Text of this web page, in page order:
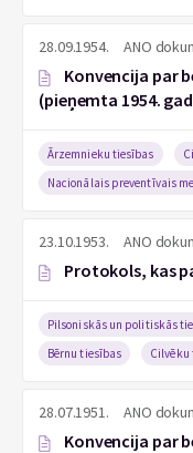
28.09.1954. ANO
Konvencija par
(pieņemta 1954.
Ārzemnieku tiesības
Nacionālais preventīvais
23.10.1953. ANO
Protokols, kas
Pilsoniskās un politiskās
Bērnu tiesības
Cilvēku
28.07.1951. ANO
Konvencija par